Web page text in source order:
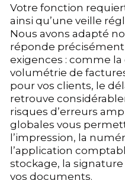
Votre fonction
ainsi qu’une veille
Nous avons adapté
réponde
exigences : comme
volumétrie de
pour vos clients, le
retrouve
risques d’erreurs
globales vous
l’impression, la
l’application
stockage, la
vos documents.